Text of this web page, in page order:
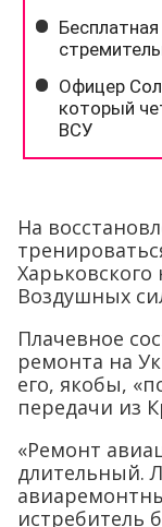
На
Воздушных
Плачевное
ремонта на
его, якобы,
передачи из
«Ремонт
длительный.
истребитель